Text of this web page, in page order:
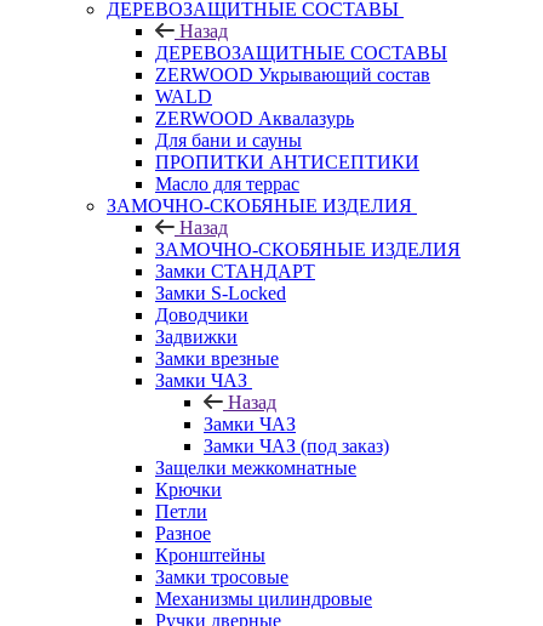
ДЕРЕВОЗАЩИТНЫЕ СОСТАВЫ
Назад
ДЕРЕВОЗАЩИТНЫЕ СОСТАВЫ
ZERWOOD Укрывающий состав
WALD
ZERWOOD Аквалазурь
Для бани и сауны
ПРОПИТКИ АНТИСЕПТИКИ
Масло для террас
ЗАМОЧНО-СКОБЯНЫЕ ИЗДЕЛИЯ
Назад
ЗАМОЧНО-СКОБЯНЫЕ ИЗДЕЛИЯ
Замки СТАНДАРТ
Замки S-Locked
Доводчики
Задвижки
Замки врезные
Замки ЧАЗ
Назад
Замки ЧАЗ
Замки ЧАЗ (под заказ)
Защелки межкомнатные
Крючки
Петли
Разное
Кронштейны
Замки тросовые
Механизмы цилиндровые
Ручки дверные